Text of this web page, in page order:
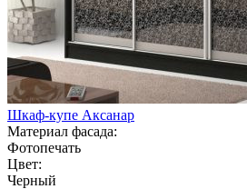
Шкаф-купе Аксанар
Материал фасада:
Фотопечать
Цвет:
Черный